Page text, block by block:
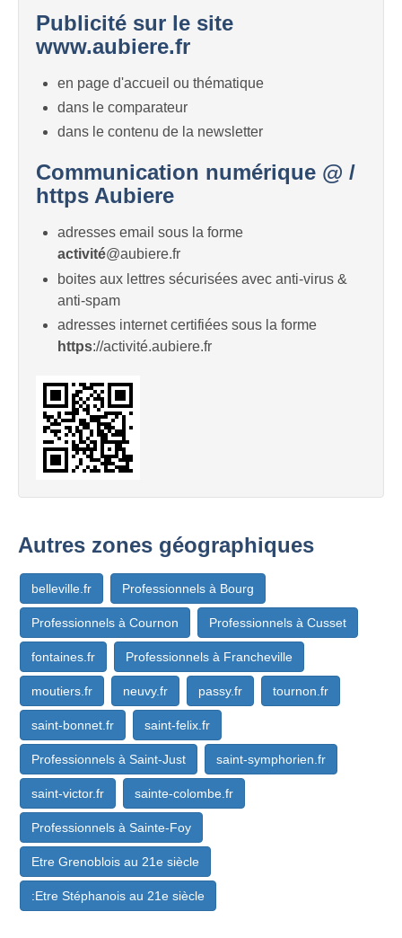
Publicité sur le site
www.aubiere.fr
en page d'accueil ou thématique
dans le comparateur
dans le contenu de la newsletter
Communication numérique @ /
https Aubiere
adresses email sous la forme
activité@aubiere.fr
boites aux lettres sécurisées avec anti-virus &
anti-spam
adresses internet certifiées sous la forme
https://activité.aubiere.fr
Autres zones géographiques
belleville.fr Professionnels à Bourg
Professionnels à Cournon Professionnels à Cusset
fontaines.fr Professionnels à Francheville
moutiers.fr neuvy.fr passy.fr tournon.fr
saint-bonnet.fr saint-felix.fr
Professionnels à Saint-Just saint-symphorien.fr
saint-victor.fr sainte-colombe.fr
Professionnels à Sainte-Foy
Etre Grenoblois au 21e siècle
:Etre Stéphanois au 21e siècle